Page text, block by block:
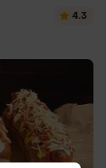
4.3